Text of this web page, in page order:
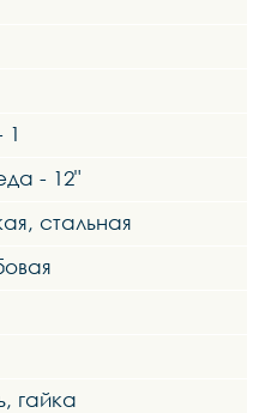
1
- 12"
стальная
гайка